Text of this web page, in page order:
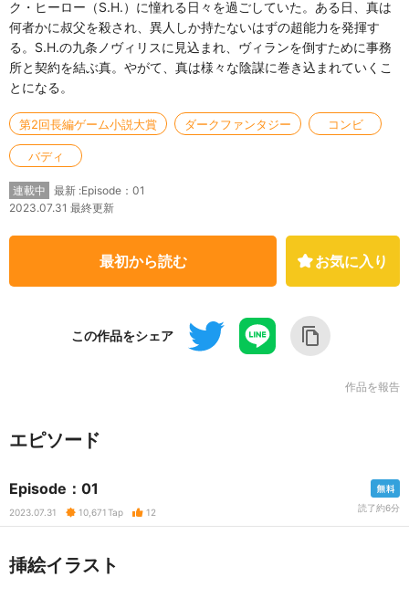
ク・ヒーロー（S.H.）に憧れる日々を過ごしていた。ある日、真は
何者かに叔父を殺され、異人しか持たないはずの超能力を発揮す
る。S.H.の九条ノヴィリスに見込まれ、ヴィランを倒すために事務
所と契約を結ぶ真。やがて、真は様々な陰謀に巻き込まれていくこ
とになる。
第2回長編ゲーム小説大賞 ダークファンタジー コンビ
バディ
連載中
最新 :Episode：01
2023.07.31 最終更新
最初から読む お気に入り
この作品をシェア
作品を報告
エピソード
Episode：01
2023.07.31 10,671Tap 12 読了約6分
挿絵イラスト